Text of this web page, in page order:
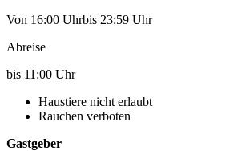
Von 16:00 Uhrbis 23:59 Uhr
Abreise
bis 11:00 Uhr
Haustiere nicht erlaubt
Rauchen verboten
Gastgeber